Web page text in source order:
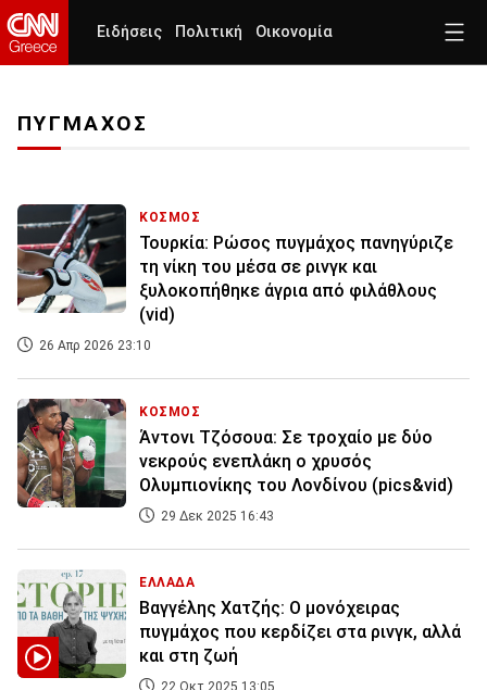
Ειδήσεις Πολιτική Οικονομία
ΠΥΓΜΑΧΟΣ
ΚΟΣΜΟΣ
Τουρκία: Ρώσος πυγμάχος πανηγύριζε
τη νίκη του μέσα σε ρινγκ και
ξυλοκοπήθηκε άγρια από φιλάθλους
(vid)
26 Απρ 2026 23:10
ΚΟΣΜΟΣ
Άντονι Τζόσουα: Σε τροχαίο με δύο
νεκρούς ενεπλάκη ο χρυσός
Ολυμπιονίκης του Λονδίνου (pics&vid)
29 Δεκ 2025 16:43
ΕΛΛΑΔΑ
Βαγγέλης Χατζής: Ο μονόχειρας
πυγμάχος που κερδίζει στα ρινγκ, αλλά
και στη ζωή
22 Οκτ 2025 13:05